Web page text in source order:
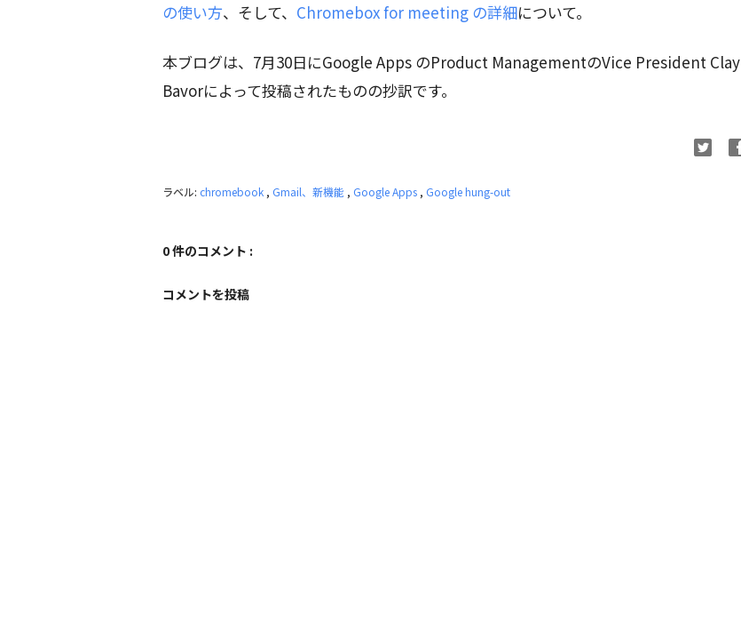
の使い方、そして、 Chromebox for meeting の詳細について。
本ブログは、7月30日にGoogle Apps のProduct ManagementのVice President Clay
Bavorによって投稿されたものの抄訳です。
ラベル: chromebook , Gmail、新機能 , Google Apps , Google hung-out
0 件のコメント :
コメントを投稿